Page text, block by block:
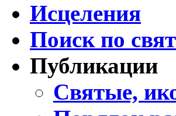
Исцеления
Поиск по
Публикации
Святые,